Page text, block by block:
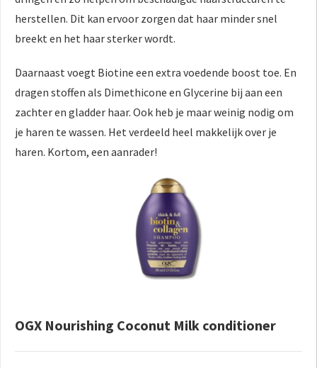
herstellen. Dit kan ervoor zorgen dat haar minder snel
breekt en het haar sterker wordt.
Daarnaast voegt Biotine een extra voedende boost toe. En
dragen stoffen als Dimethicone en Glycerine bij aan een
zachter en gladder haar. Ook heb je maar weinig nodig om
je haren te wassen. Het verdeeld heel makkelijk over je
haren. Kortom, een aanrader!
OGX Nourishing Coconut Milk conditioner